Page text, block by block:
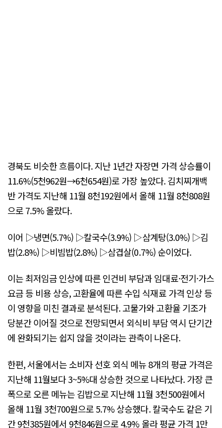
경북도 비슷한 흐름이다. 지난 1년간 자장면 가격 상승률이
11.6%(5천962원→6천654원)로 가장 높았다. 김치찌개백
반 가격도 지난해 11월 8천192원에서 올해 11월 8천808원
으로 7.5% 올랐다.
이어 ▷냉면(5.7%) ▷칼국수(3.9%) ▷삼계탕(3.0%) ▷김
밥(2.8%) ▷비빔밥(2.8%) ▷삼겹살(0.7%) 순이었다.
이는 최저임금 인상에 따른 인건비 부담과 임대료·전기·가스
요금 등 비용 상승, 고환율에 따른 수입 식재료 가격 인상 등
이 영향을 미친 결과로 분석된다. 고물가와 고환율 기조가
당분간 이어질 것으로 전망되면서 외식비 부담 역시 단기간
에 완화되기는 쉽지 않을 것이라는 관측이 나온다.
한편, 서울에서는 소비자 선호 외식 메뉴 8개의 평균 가격은
지난해 11월보다 3~5%대 상승한 것으로 나타났다. 가장 큰
폭으로 오른 메뉴는 김밥으로 지난해 11월 3천500원에서
올해 11월 3천700원으로 5.7% 상승했다. 칼국수도 같은 기
간 9천385원에서 9천846원으로 4.9% 올라 평균 가격 1만